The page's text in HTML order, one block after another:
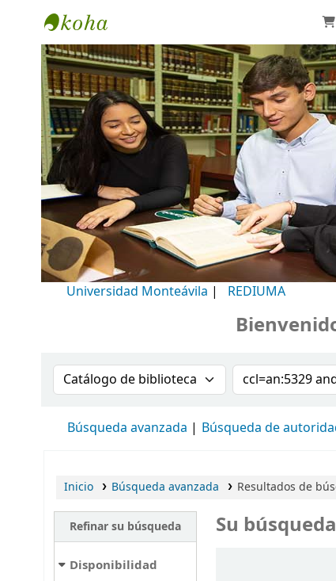
Biblioteca Universidad Monteávila
Universidad Monteávila | REDIUMA
Bienvenido
Buscar en el catálogo por:Buscar en el
Búsqueda avanzada Búsqueda de
Inicio Búsqueda avanzada Resultados de
Refinar su búsqueda
Disponibilidad
Su